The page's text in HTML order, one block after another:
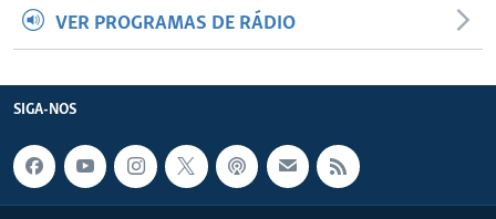
VER PROGRAMAS DE RÁDIO
SIGA-NOS